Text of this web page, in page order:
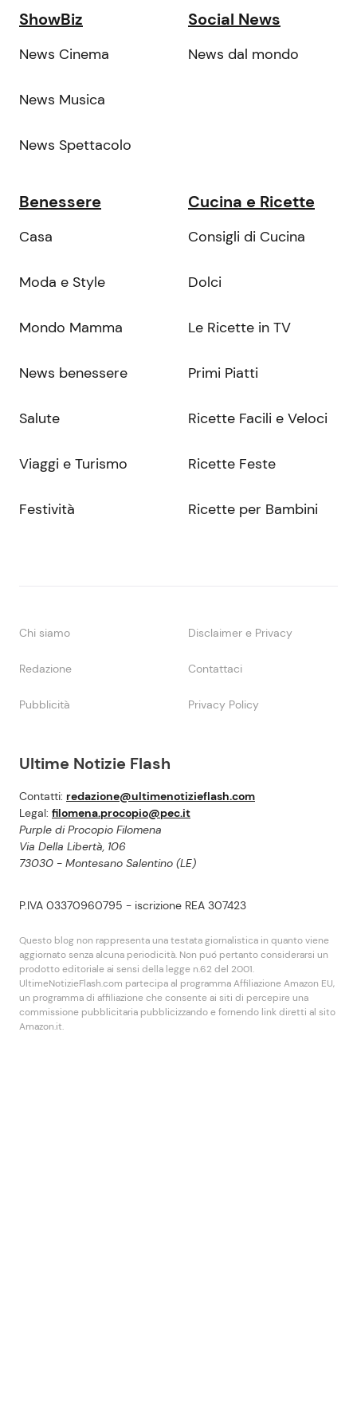
Ultime Notizie Flash
Contatti: redazione@ultimenotizieflash.com
Legal: filomena.procopio@pec.it
Purple di Procopio Filomena
Via Della Libertà, 106
73030 - Montesano Salentino (LE)
P.IVA 03370960795 - iscrizione REA 307423
Questo blog non rappresenta una testata giornalistica in quanto viene
aggiornato senza alcuna periodicità. Non puó pertanto considerarsi un
prodotto editoriale ai sensi della legge n.62 del 2001.
UltimeNotizieFlash.com partecipa al programma Affiliazione Amazon EU,
un programma di affiliazione che consente ai siti di percepire una
commissione pubblicitaria pubblicizzando e fornendo link diretti al sito
Amazon.it.
ShowBiz
News Cinema
News Musica
News Spettacolo
Social News
News dal mondo
Benessere
Casa
Moda e Style
Mondo Mamma
News benessere
Salute
Viaggi e Turismo
Festività
Cucina e Ricette
Consigli di Cucina
Dolci
Le Ricette in TV
Primi Piatti
Ricette Facili e Veloci
Ricette Feste
Ricette per Bambini
Chi siamo Disclaimer e Privacy
Redazione Contattaci
Pubblicità Privacy Policy